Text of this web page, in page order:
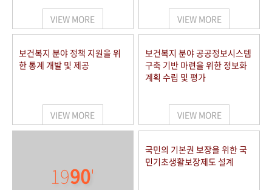
VIEW MORE VIEW MORE
보건복지 분야 정책 지원을 위
한 통계 개발 및 제공
VIEW MORE
보건복지 분야 공공정보시스템
구축 기반 마련을 위한 정보화
계획 수립 및 평가
VIEW MORE
1990'
국민의 기본권 보장을 위한 국
민기초생활보장제도 설계